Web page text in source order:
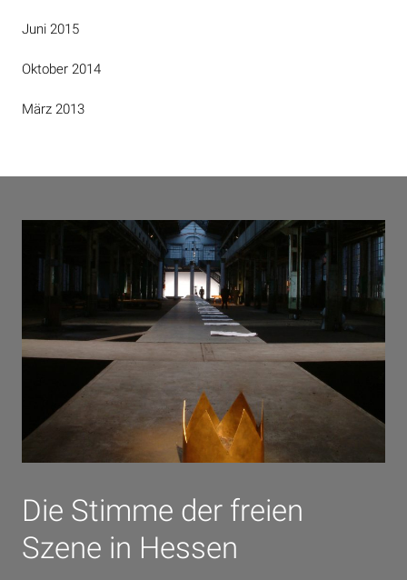
Juni 2015
Oktober 2014
März 2013
Die Stimme der freien
Szene in Hessen